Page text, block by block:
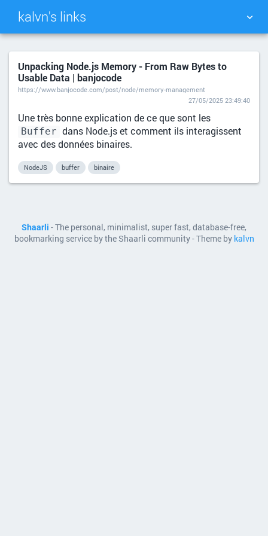
kalvn's links
TAG CLOUD PICTURE WALL
DAILY SEARCH
Unpacking Node.js Memory - From Raw Bytes to
Usable Data | banjocode
https://www.banjocode.com/post/node/memory-management
27/05/2025 23:49:40
Une très bonne explication de ce que sont les
Buffer dans Node.js et comment ils interagissent
avec des données binaires.
NodeJS buffer binaire
Shaarli - The personal, minimalist, super fast, database-free,
bookmarking service by the Shaarli community - Theme by kalvn